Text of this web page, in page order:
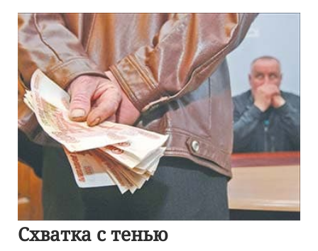
Схватка с тенью